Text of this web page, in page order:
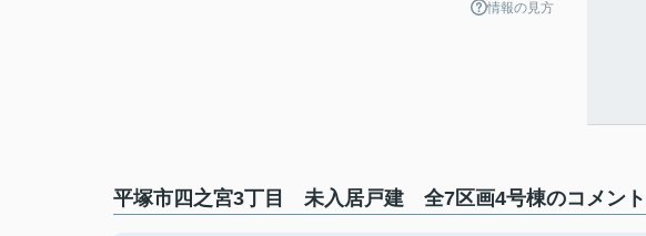
情報の見方
平塚市四之宮3丁目 未入居戸建 全7区画4号棟のコメント